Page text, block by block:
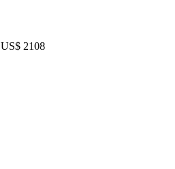
US$ 2108